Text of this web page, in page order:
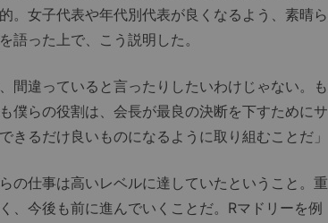
。女子代表や年代別代表が良くなるよう、素晴ら
語った上で、こう説明した。
違っていると言ったりしたいわけじゃない。も
僕らの役割は、会長が最良の決断を下すためにサ
るだけ良いものになるように取り組むことだ」
仕事は高いレベルに達していたということ。重
、今後も前に進んでいくことだ。Rマドリーを例